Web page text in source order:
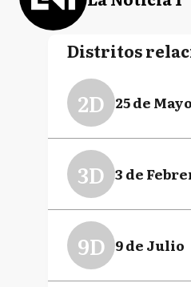
Distritos
2D 25 de Mayo
3D 3 de
9D 9 de Julio